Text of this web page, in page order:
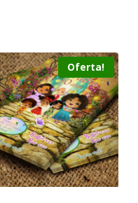
Oferta!